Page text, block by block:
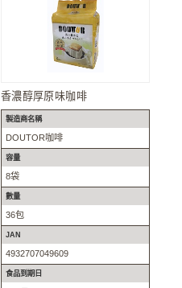
香濃醇厚原味咖啡
製造商名稱
DOUTOR咖啡
容量
8袋
數量
36包
JAN
4932707049609
食品到期日